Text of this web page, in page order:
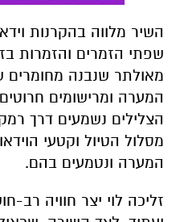
הצלילים נשמעים דרך
מסלול הטיול וקטעי
המערה ונטמעים בהם.
זליכה לוי יצר חוויה רב-
ועתיד. לצד השירה,
יומין, משתמש האמן
היא יצירה חדשה בעלת